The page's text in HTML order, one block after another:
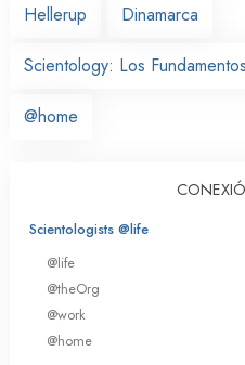
Hellerup
Dinamarca
Scientology: Los
@home
Scientologists @life
@life
@theOrg
@work
@home